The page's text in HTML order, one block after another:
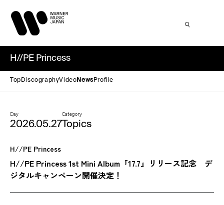
H//PE Princess
Top DiscographyVideo NewsProfile
Day
2026.05.27
Category
Topics
H//PE Princess
H//PE Princess 1st Mini Album『17.7』リリース記念 デ
ジタルキャンペーン開催決定！